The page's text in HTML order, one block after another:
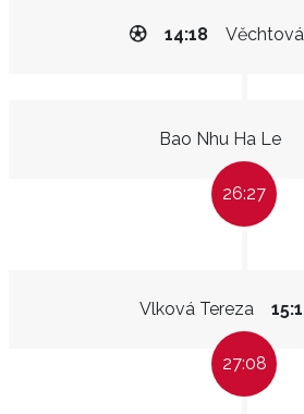
14:18
Bao Nhu Ha Le
26:27
Vlková Tereza
27:08